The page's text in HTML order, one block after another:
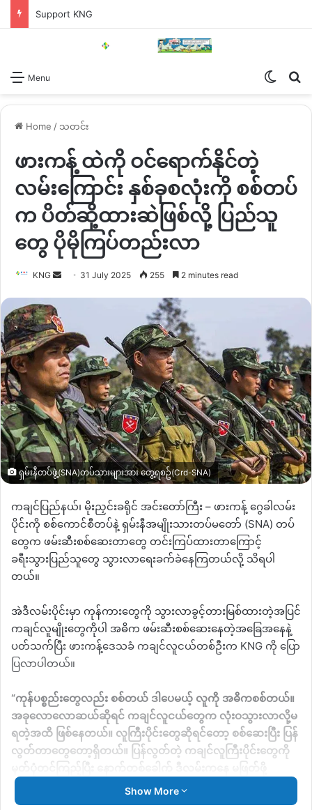
Support KNG
Menu
Home / သတင်း
ဖားကန့် ထဲကို ဝင်ရောက်နိုင်တဲ့
လမ်းကြောင်း နှစ်ခုစလုံးကို စစ်တပ်
က ပိတ်ဆို့ထားဆဲဖြစ်လို့ ပြည်သူ
တွေ ပိုမိုကြပ်တည်းလာ
KNG
Send 31 July 2025 255 2 minutes read
ရှမ်းနီတပ်ဖွဲ့(SNA)တပ်သားများအား တွေ့ရစဥ်(Crd-SNA)
ကချင်ပြည်နယ်၊ မိုးညှင်းခရိုင် အင်းတော်ကြီး – ဖားကန့် ဂွေခါလမ်း
ပိုင်းကို စစ်ကောင်စီတပ်နဲ့ ရှမ်းနီအမျိုးသားတပ်မတော် (SNA) တပ်
တွေက ဖမ်းဆီးစစ်ဆေးတာတွေ တင်းကြပ်ထားတာကြောင့်
ခရီးသွားပြည်သူတွေ သွားလာရေးခက်ခဲနေကြတယ်လို့ သိရပါ
တယ်။
အဲဒီလမ်းပိုင်းမှာ ကုန်ကားတွေကို သွားလာခွင့်တားမြစ်ထားတဲ့အပြင်
ကချင်လူမျိုးတွေကိုပါ အဓိက ဖမ်းဆီးစစ်ဆေးနေတဲ့အခြေအနေနဲ့
ပတ်သက်ပြီး ဖားကန့်ဒေသခံ ကချင်လူငယ်တစ်ဦးက KNG ကို ပြော
ပြလာပါတယ်။
“ကုန်ပစ္စည်းတွေလည်း စစ်တယ် ဒါပေမယ့် လူကို အဓိကစစ်တယ်။
အခုလောလောဆယ်ဆိုရင် ကချင်လူငယ်တွေက လုံးဝသွားလာလို့မ
ရတဲ့အထိ ဖြစ်နေတယ်။ လူကြီးပိုင်းတွေဆိုရင်တော့ စစ်ဆေးပြီး ပြန်
လွတ်တာတွေတော့ရှိတယ်။ ပြန်လွတ်တဲ့ ကချင်လူကြီးပိုင်းတွေကို
ပြောဆိုလိုက်တာတွေလည်းရှိတယ်။ ပြီးခဲ့ရတဲ့ ရက်ပိုင်းမှာပဲ အသက်
၅၀ လောက်ရှိတဲ့ ကျနော့်သူငယ်ချင်းလည်း အဲ့လိုပြောခံရတယ်လို့
Show More